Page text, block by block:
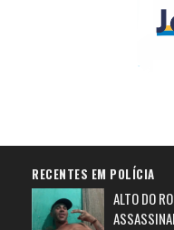
RECENTES EM POLÍCIA
ALTO DO